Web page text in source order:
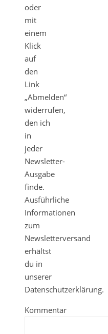
oder
mit
einem
Klick
auf
den
Link
„Abmelden“
widerrufen,
den ich
in
jeder
Newsletter-
Ausgabe
finde.
Ausführliche
Informationen
zum
Newsletterversand
erhältst
du in
unserer
Datenschutzerklärung.
Kommentar